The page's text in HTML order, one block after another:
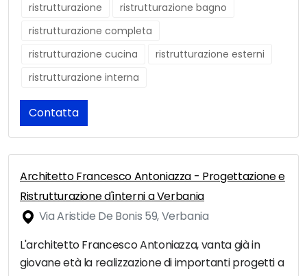
ristrutturazione
ristrutturazione bagno
ristrutturazione completa
ristrutturazione cucina
ristrutturazione esterni
ristrutturazione interna
Contatta
Architetto Francesco Antoniazza - Progettazione e
Ristrutturazione d'interni a Verbania
Via Aristide De Bonis 59, Verbania
L'architetto Francesco Antoniazza, vanta già in
giovane età la realizzazione di importanti progetti a